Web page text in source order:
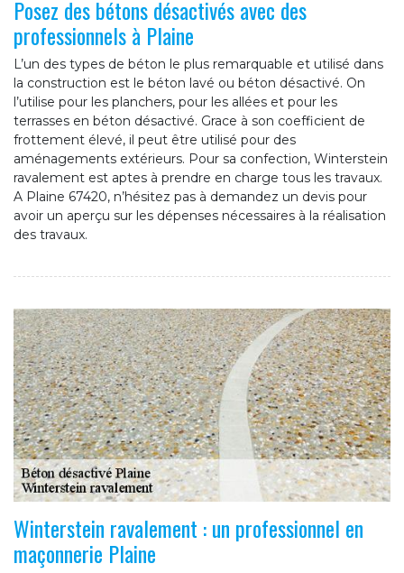
Posez des bétons désactivés avec des
professionnels à Plaine
L’un des types de béton le plus remarquable et utilisé dans
la construction est le béton lavé ou béton désactivé. On
l’utilise pour les planchers, pour les allées et pour les
terrasses en béton désactivé. Grace à son coefficient de
frottement élevé, il peut être utilisé pour des
aménagements extérieurs. Pour sa confection, Winterstein
ravalement est aptes à prendre en charge tous les travaux.
A Plaine 67420, n’hésitez pas à demandez un devis pour
avoir un aperçu sur les dépenses nécessaires à la réalisation
des travaux.
Winterstein ravalement : un professionnel en
maçonnerie Plaine